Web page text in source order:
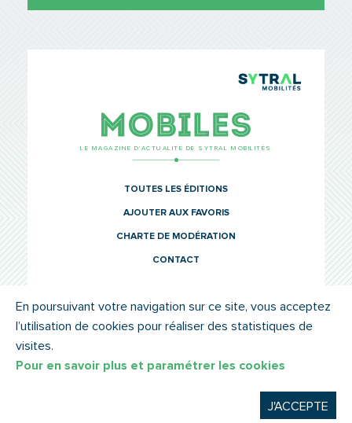
LE MAGAZINE D’ACTUALITÉ DE SYTRAL MOBILITÉS
TOUTES LES ÉDITIONS
AJOUTER AUX FAVORIS
CHARTE DE MODÉRATION
CONTACT
© SYTRAL MOBILITÉS 2022 MENTIONS LÉGALES
En poursuivant votre navigation sur ce site, vous acceptez
l’utilisation de cookies pour réaliser des statistiques de
visites.
Pour en savoir plus et paramétrer les cookies
J'ACCEPTE